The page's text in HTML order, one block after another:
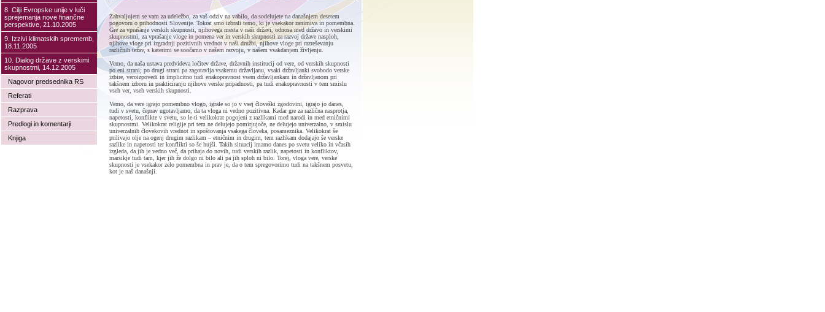
8. Cilji Evropske unije v luči
sprejemanja nove finančne
perspektive, 21.10.2005
9. Izzivi klimatskih sprememb,
18.11.2005
10. Dialog države z verskimi
skupnostmi, 14.12.2005
Nagovor predsednika RS
Referati
Razprava
Predlogi in komentarji
Knjiga
Zahvaljujem se vam za udeležbo, za vaš odziv na vabilo, da sodelujete na današnjem desetem
pogovoru o prihodnosti Slovenije. Tokrat smo izbrali temo, ki je vsekakor zanimiva in pomembna.
Gre za vprašanje verskih skupnosti, njihovega mesta v naši državi, odnosa med državo in verskimi
skupnostmi, za vprašanje vloge in pomena ver in verskih skupnosti za razvoj države nasploh,
njihove vloge pri izgradnji pozitivnih vrednot v naši družbi, njihove vloge pri razreševanju
različnih težav, s katerimi se soočamo v našem razvoju, v našem vsakdanjem življenju.
Vemo, da naša ustava predvideva ločitev države, državnih institucij od vere, od verskih skupnosti
po eni strani; po drugi strani pa zagotavlja vsakemu državljanu, vsaki državljanki svobodo verske
izbire, veroizpovedi in implicitno tudi enakopravnost vsem državljankam in državljanom pri
takšnem izboru in prakticiranju njihove verske pripadnosti, pa tudi enakopravnosti v tem smislu
vseh ver, vseh verskih skupnosti.
Vemo, da vere igrajo pomembno vlogo, igrale so jo v vsej človeški zgodovini, igrajo jo danes,
tudi v svetu, čeprav ugotavljamo, da ta vloga ni vedno pozitivna. Kadar gre za različna nasprotja,
napetosti, konflikte v svetu, so le-ti velikokrat pogojeni z razlikami med narodi in med etničnimi
skupnostmi. Velikokrat religije pri tem ne delujejo pomirjujoče, ne delujejo univerzalno, v smislu
univerzalnih človekovih vrednot in spoštovanja vsakega človeka, posameznika. Velikokrat še
prilivajo olje na ogenj drugim razlikam – etničnim in drugim, tem razlikam dodajajo še verske
razlike in napetosti ter konflikti so še hujši. Takih situacij imamo danes po svetu veliko in včasih
izgleda, da jih je vedno več, da prihaja do novih, tudi verskih razlik, napetosti in konfliktov,
marsikje tudi tam, kjer jih že dolgo ni bilo ali pa jih sploh ni bilo. Torej, vloga vere, verske
skupnosti je vsekakor zelo pomembna in prav je, da o tem spregovorimo tudi na takšnem posvetu,
kot je naš današnji.